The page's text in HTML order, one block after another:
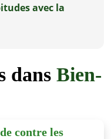
avec la
dans Bien-
contre les